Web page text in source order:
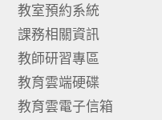
教室預約系統
課務相關資訊
教師研習專區
教育雲端硬碟
教育雲電子信箱